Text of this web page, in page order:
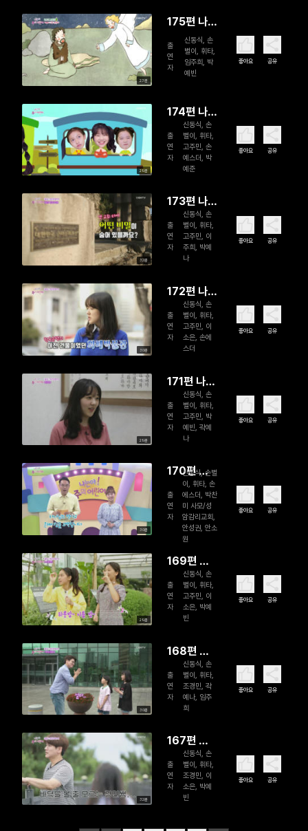
23분
175편 나는
야 주의 어
린이
출
연
자
신동식, 손
별이, 휘타,
임주희, 박
예빈
좋아요 공유
29분
174편 나는
야 주의 어
린이
출
연
자
신동식, 손
별이, 휘타,
고주민, 손
예스더, 박
예준
좋아요 공유
32분
173편 나는
야 주의 어
린이
출
연
자
신동식, 손
별이, 휘타,
고주민, 이
주희, 박예
나
좋아요 공유
30분
172편 나는
야 주의 어
린이
출
연
자
신동식, 손
별이, 휘타,
고주민, 이
소은, 손에
스더
좋아요 공유
29분
171편 나는
야 주의 어
린이
출
연
자
신동식, 손
별이, 휘타,
고주민, 박
예빈, 곽예
나
좋아요 공유
30분
170편 나
는야 주의
어린이
출
연
자
신동식, 손별
이, 휘타, 손
에스더, 박찬
미 사모/성
암감리교회,
안성권, 안소
원
좋아요 공유
29분
169편 나
는야 주의
어린이
출
연
자
신동식, 손
별이, 휘타,
고주민, 이
소은, 박예
빈
좋아요 공유
30분
168편 나
는야 주의
어린이
출
연
자
신동식, 손
별이, 휘타,
조경민, 곽
예나, 임주
희
좋아요 공유
32분
167편 나
는야 주의
어린이
출
연
자
신동식, 손
별이, 휘타,
조경민, 이
소은, 박예
빈
좋아요 공유